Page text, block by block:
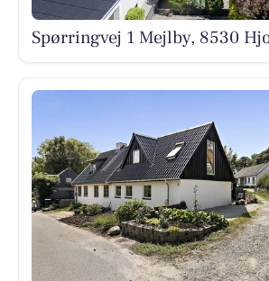
Spørringvej 1 Mejlby, 8530